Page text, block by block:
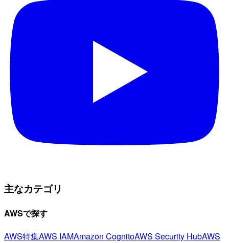
主なカテゴリ
AWSで探す
AWS特集AWS IAMAmazon CognitoAWS Security HubAWS